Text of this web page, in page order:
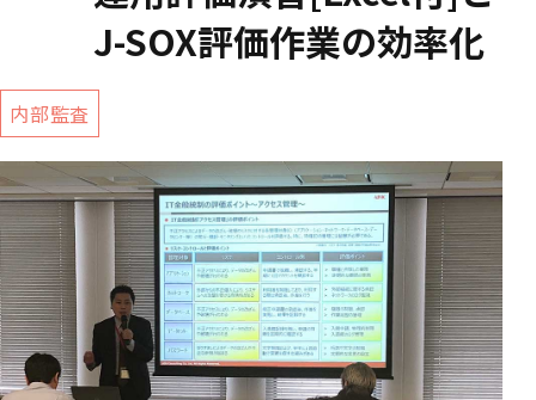
J-SOX評価作業の効率化
内部監査